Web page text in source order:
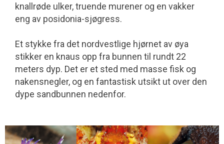
knallrøde ulker, truende murener og en vakker
eng av posidonia-sjøgress.
Et stykke fra det nordvestlige hjørnet av øya
stikker en knaus opp fra bunnen til rundt 22
meters dyp. Det er et sted med masse fisk og
nakensnegler, og en fantastisk utsikt ut over den
dype sand­bunnen nedenfor.